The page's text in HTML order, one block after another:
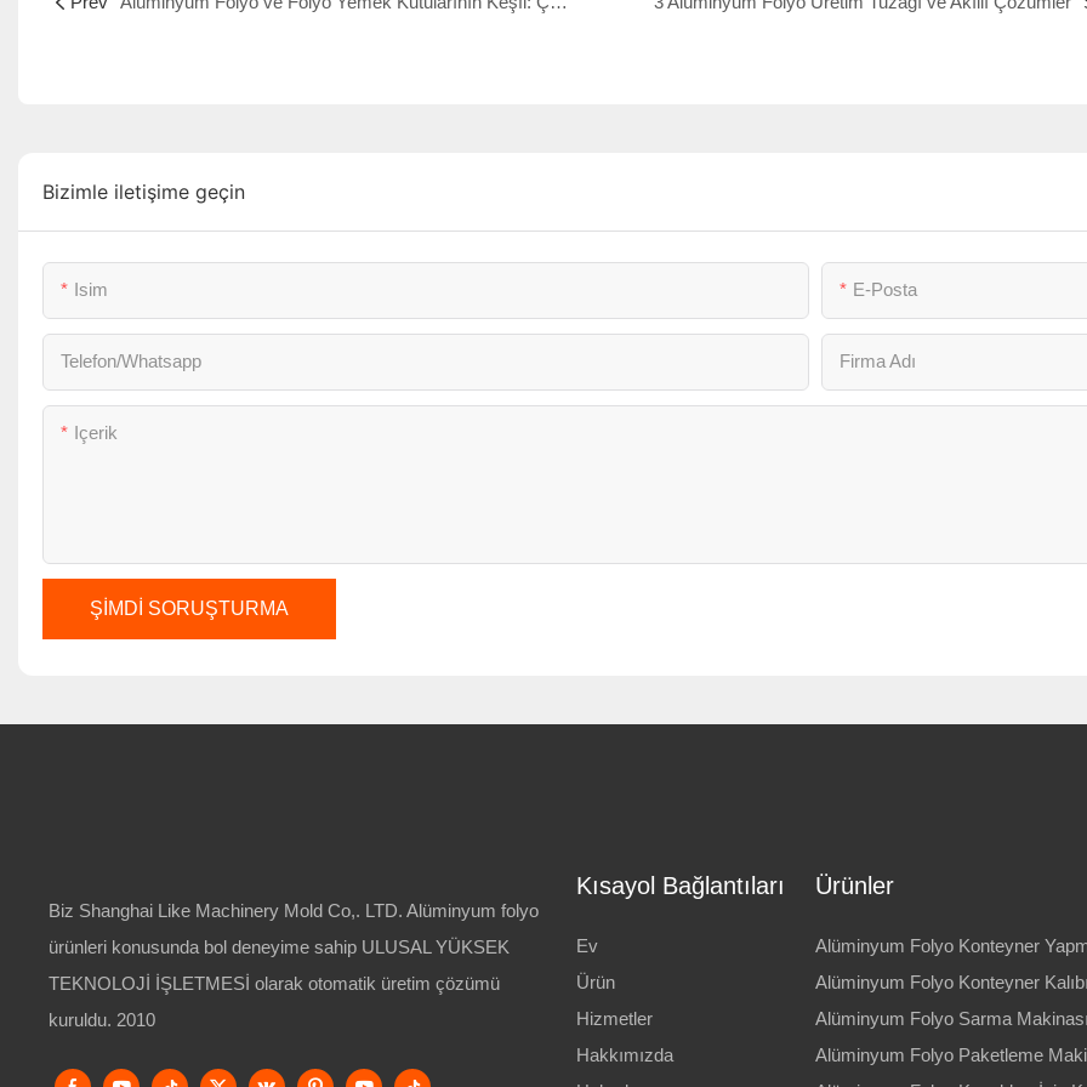
Bizimle iletişime geçin
Isim E-Posta
Telefon/whatsapp Firma Adı
Içerik
ŞIMDI SORUŞTURMA
Biz Shanghai Like Machinery Mold Co,. LTD. Alüminyum folyo
ürünleri konusunda bol deneyime sahip ULUSAL YÜKSEK
TEKNOLOJİ İŞLETMESİ olarak otomatik üretim çözümü
kuruldu. 2010
Kısayol Bağlantıları
Ev
Ürün
Hizmetler
Hakkımızda
Ürünler
Alüminyum Folyo Konteyner
Alüminyum Folyo Konteyner Kalıbı
Alüminyum Folyo Sarma Makinası
Alüminyum Folyo Paketleme